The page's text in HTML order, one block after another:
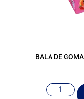
BALA DE